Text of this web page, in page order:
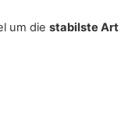
um die stabilste Art